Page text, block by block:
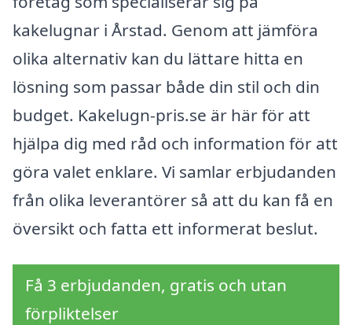
kakelugnar i Årstad. Genom att jämföra
olika alternativ kan du lättare hitta en
lösning som passar både din stil och din
budget. Kakelugn-pris.se är här för att
hjälpa dig med råd och information för att
göra valet enklare. Vi samlar erbjudanden
från olika leverantörer så att du kan få en
översikt och fatta ett informerat beslut.
Få 3 erbjudanden, gratis och utan
förpliktelser